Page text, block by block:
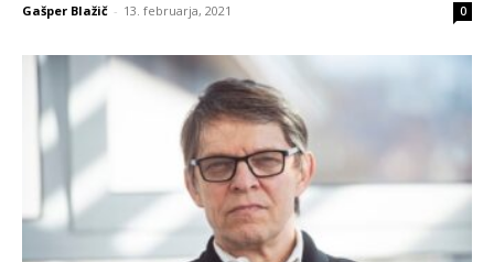
Gašper Blažič - 13. februarja, 2021 0